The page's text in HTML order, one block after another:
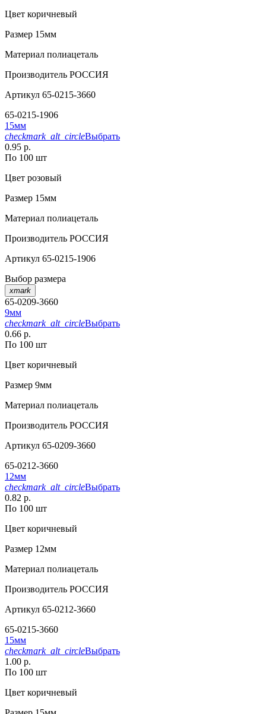
Цвет коричневый
Размер 15мм
Материал полиацеталь
Производитель РОССИЯ
Артикул 65-0215-3660
65-0215-1906
15мм
checkmark_alt_circleВыбрать
0.95 р.
По 100 шт
Цвет розовый
Размер 15мм
Материал полиацеталь
Производитель РОССИЯ
Артикул 65-0215-1906
Выбор размера
xmark
65-0209-3660
9мм
checkmark_alt_circleВыбрать
0.66 р.
По 100 шт
Цвет коричневый
Размер 9мм
Материал полиацеталь
Производитель РОССИЯ
Артикул 65-0209-3660
65-0212-3660
12мм
checkmark_alt_circleВыбрать
0.82 р.
По 100 шт
Цвет коричневый
Размер 12мм
Материал полиацеталь
Производитель РОССИЯ
Артикул 65-0212-3660
65-0215-3660
15мм
checkmark_alt_circleВыбрать
1.00 р.
По 100 шт
Цвет коричневый